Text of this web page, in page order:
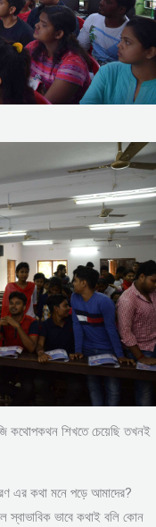
কথোপকথন শিখতে চেয়েছি তখনই
এর কথা মনে পড়ে আমাদের?
স্বাভাবিক ভাবে কথাই বলি কোন